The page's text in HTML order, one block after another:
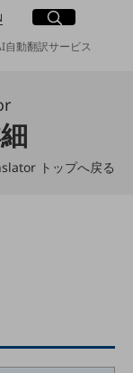
Englishサイト内検索
開く
自動翻訳サービス
トップへ戻る